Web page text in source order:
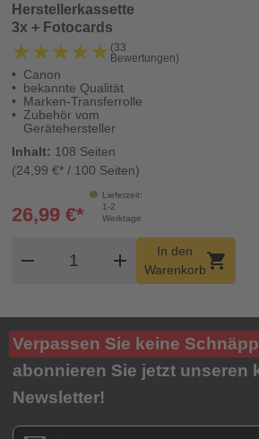
Herstellerkassette
3x + Fotocards
★★★★★
★★★★★ (33
Bewertungen)
Canon
bekannte Qualität
Marken-Transferrolle
Zubehör vom
Gerätehersteller
Inhalt: 108 Seiten
(24,99 €* / 100 Seiten)
Lieferzeit:
1-2
Werktage
26,99 €*
remove
Produkt Warenkorb Menge
add
In den
Warenkorbshopping_cart
Verpassen Sie keine
abonnieren Sie jetzt unseren
Newsletter!
Newsletter E-Mail Adresse